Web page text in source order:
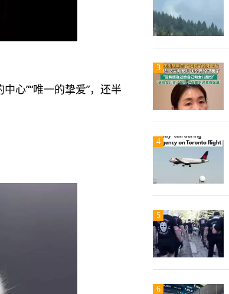
心”“唯一的挚爱”，还半
3
4
5
6